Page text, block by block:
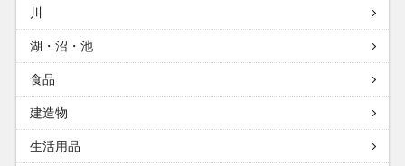
川
湖・沼・池
食品
建造物
生活用品